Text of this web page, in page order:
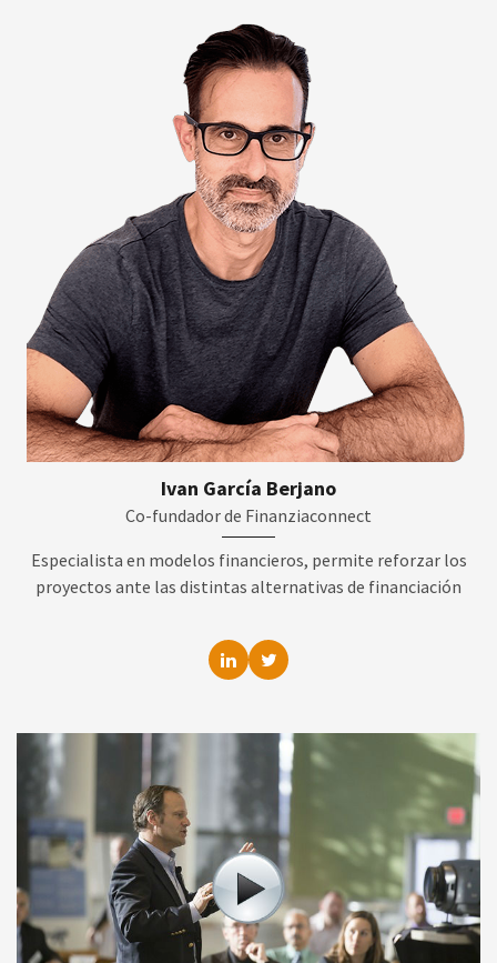
Ivan García Berjano
Co-fundador de Finanziaconnect
Especialista en modelos financieros, permite reforzar los
proyectos ante las distintas alternativas de financiación